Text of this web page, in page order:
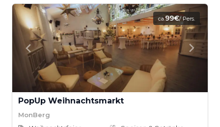
ca.99€/ Pers.
PopUp Weihnachtsmarkt
MonBerg